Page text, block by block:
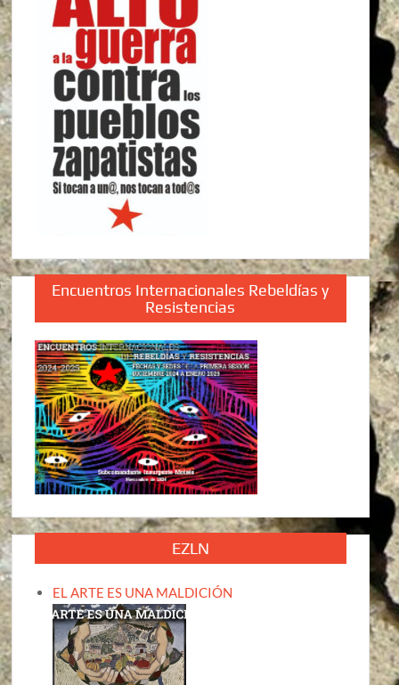
Encuentros Internacionales Rebeldías y
Resistencias
EZLN
EL ARTE ES UNA MALDICIÓN